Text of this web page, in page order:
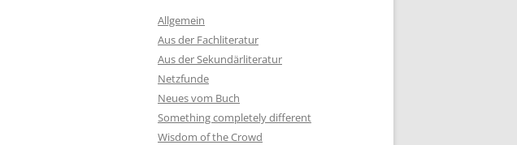
Allgemein
Aus der Fachliteratur
Aus der Sekundärliteratur
Netzfunde
Neues vom Buch
Something completely different
Wisdom of the Crowd